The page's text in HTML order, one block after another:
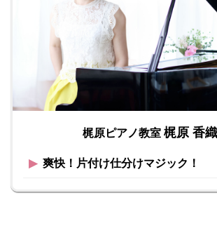
梶原ピアノ教室梶原 香織
▶︎ 爽快！片付け仕分けマジック！